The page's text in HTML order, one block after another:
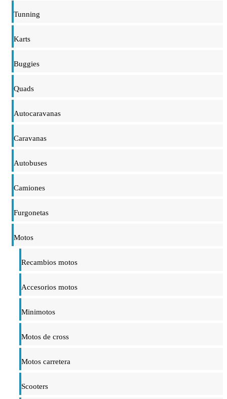
Tunning
Karts
Buggies
Quads
Autocaravanas
Caravanas
Autobuses
Camiones
Furgonetas
Motos
Recambios motos
Accesorios motos
Minimotos
Motos de cross
Motos carretera
Scooters